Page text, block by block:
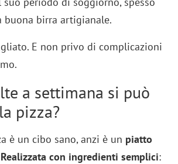
buona birra artigianale.
E non privo di complicazioni
a settimana si può
pizza?
è un cibo sano, anzi è un piatto
Realizzata con ingredienti semplici: